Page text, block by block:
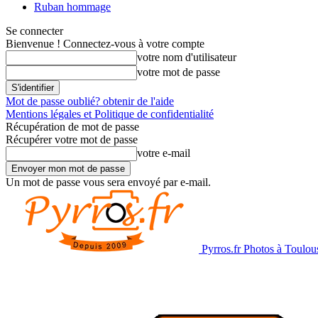
Ruban hommage
Se connecter
Bienvenue ! Connectez-vous à votre compte
votre nom d'utilisateur
votre mot de passe
Mot de passe oublié? obtenir de l'aide
Mentions légales et Politique de confidentialité
Récupération de mot de passe
Récupérer votre mot de passe
votre e-mail
Un mot de passe vous sera envoyé par e-mail.
Pyrros.fr Photos à